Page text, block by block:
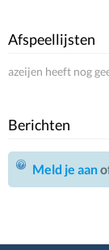
Afspeellijsten
azeijen heeft nog
Berichten
Meld je aan